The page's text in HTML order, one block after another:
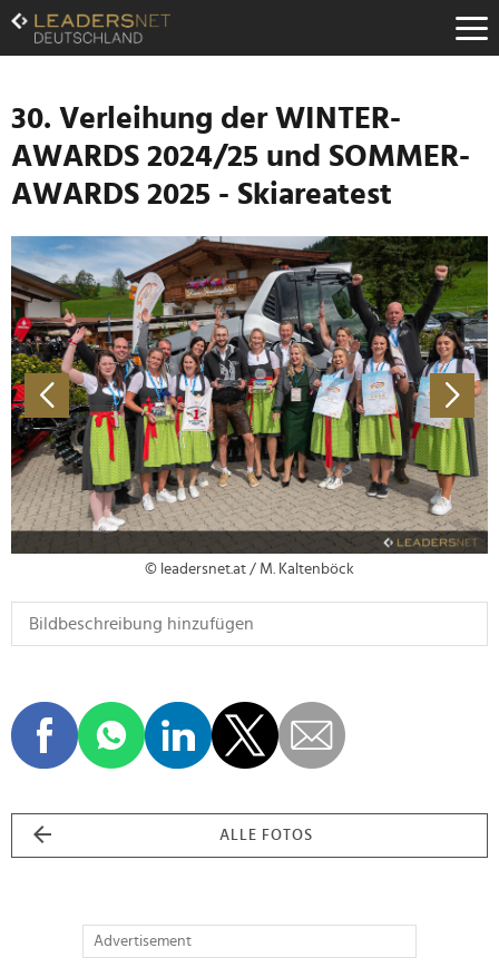
Zum
Inhalt
Zur
Navigation
Zur
Hauptnavigation
30. Verleihung der WINTER-
AWARDS 2024/25 und SOMMER-
AWARDS 2025 - Skiareatest
© leadersnet.at / M. Kaltenböck
ALLE FOTOS
Advertisement